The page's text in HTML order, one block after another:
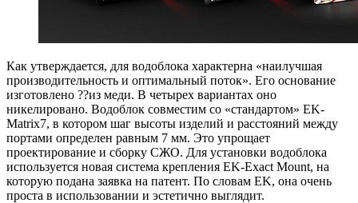
Как утверждается, для водоблока характерна «наилучшая
производительность и оптимальный поток». Его основание
изготовлено ??из меди. В четырех вариантах оно
никелировано. Водоблок совместим со «стандартом» EK-
Matrix7, в котором шаг высоты изделий и расстояний между
портами определен равным 7 мм. Это упрощает
проектирование и сборку СЖО. Для установки водоблока
используется новая система крепления EK-Exact Mount, на
которую подана заявка на патент. По словам EK, она очень
проста в использовании и эстетично выглядит.